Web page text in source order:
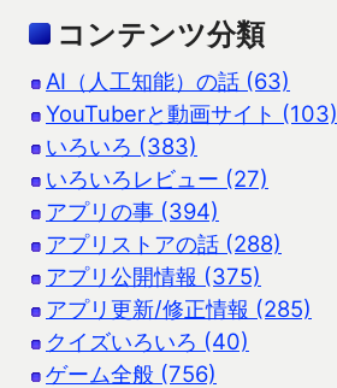
コンテンツ分類
AI（人工知能）の話 (63)
YouTuberと動画サイト (103)
いろいろ (383)
いろいろレビュー (27)
アプリの事 (394)
アプリストアの話 (288)
アプリ公開情報 (375)
アプリ更新/修正情報 (285)
クイズいろいろ (40)
ゲーム全般 (756)